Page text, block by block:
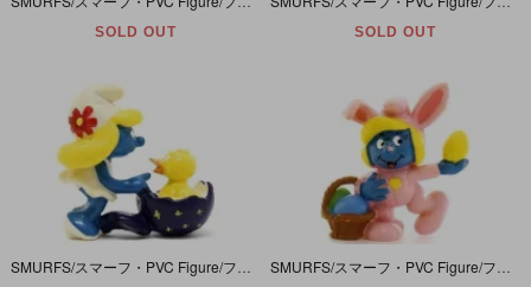
SOLD OUT SOLD OUT